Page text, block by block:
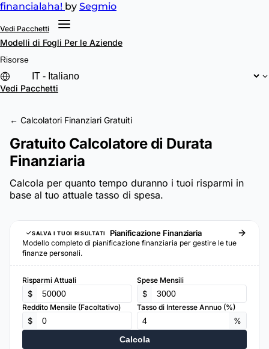
financialaha! by Segmio
Vedi Pacchetti
Modelli di Fogli Per le Aziende
Risorse
Vedi Pacchetti
← Calcolatori Finanziari Gratuiti
Gratuito Calcolatore di Durata
Finanziaria
Calcola per quanto tempo duranno i tuoi risparmi in
base al tuo attuale tasso di spesa.
SALVA I TUOI RISULTATI Pianificazione Finanziaria
Modello completo di pianificazione finanziaria per gestire le tue
finanze personali.
Risparmi Attuali
$
Spese Mensili
$
Reddito Mensile (Facoltativo)
$
Tasso di Interesse Annuo (%)
%
Calcola